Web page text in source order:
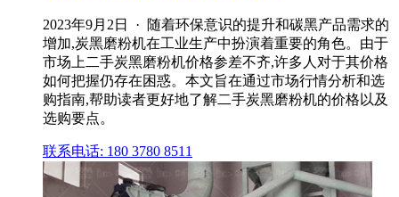
2023年9月2日 · 随着环保意识的提升和碳黑产品需求的
增加,炭黑磨粉机在工业生产中扮演着重要的角色。由于
市场上二手炭黑磨粉机价格参差不齐,许多人对于其价格
如何把握仍存在困惑。本文旨在通过市场行情分析和选
购指南,帮助读者更好地了解二手炭黑磨粉机的价格以及
选购要点。
联系电话: 180 3780 8511